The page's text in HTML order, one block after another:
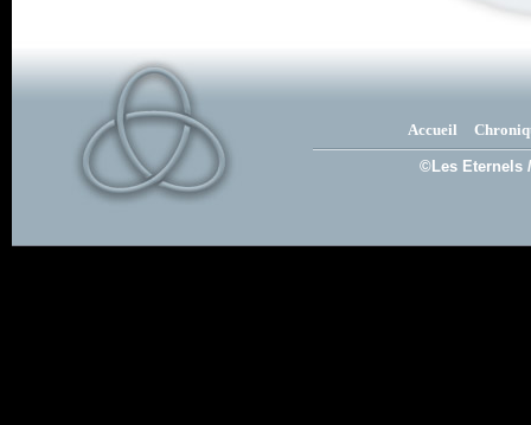
Accueil
©Les Eternels